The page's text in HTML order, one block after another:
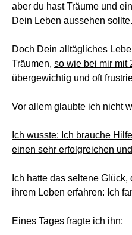
aber du hast Träume und
Dein Leben aussehen sollte.
Doch Dein alltägliches
Träumen, so wie bei mir mit
übergewichtig und oft
Vor allem glaubte ich nicht
Ich wusste: Ich brauche
einen sehr erfolgreichen
Ich hatte das seltene
ihrem Leben erfahren: Ich
Eines Tages fragte ich ihn: